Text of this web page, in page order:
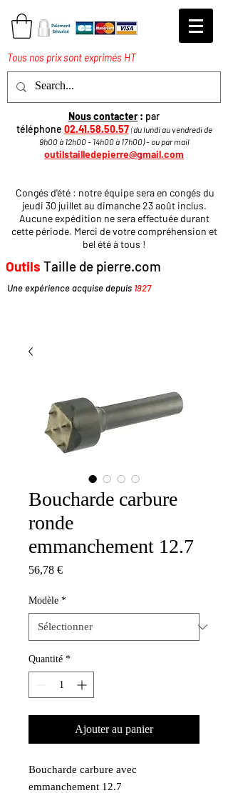
Tous nos prix sont exprimés HT
Nous contacter: par
téléphone 02.41.58.50.57 (du lundi au vendredi de
9h00 à 12h00 - 14h00 à 17h00)​ - ou par mail
outilstailledepierre@gmail.com
Congés d'été : notre équipe sera en congés du
jeudi 30 juillet au dimanche 23 août inclus.
Aucune expédition ne sera effectuée durant
cette période. Merci de votre compréhension et
bel été à tous !
Outils Taille de pierre.com
Une expérience acquise depuis 1927
Boucharde carbure
ronde
emmanchement 12.7
56,78 €Prix
Modèle *
Quantité *
Ajouter au panier
Boucharde carbure avec
emmanchement 12.7